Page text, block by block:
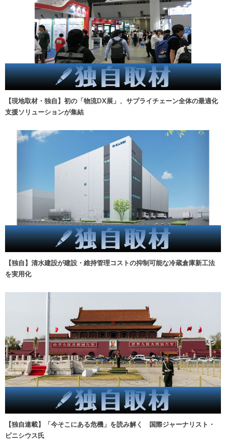
【現地取材・独自】初の「物流DX展」、サプライチェーン全体の最適化
支援ソリューションが集結
【独自】清水建設が建設・維持管理コストの抑制可能な冷蔵倉庫新工法
を実用化
【独自連載】「今そこにある危機」を読み解く 国際ジャーナリスト・
ビニシウス氏